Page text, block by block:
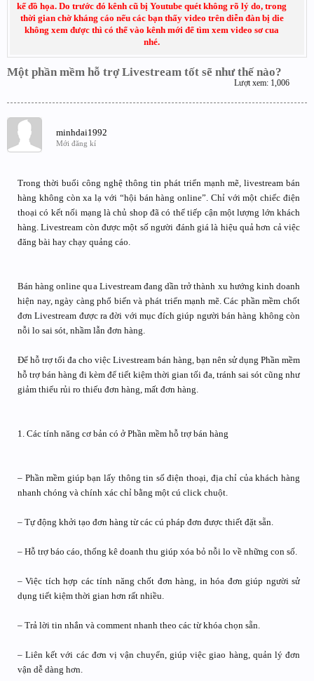
kế đồ họa. Do trước đó kênh cũ bị Youtube quét không rõ lý do, trong
thời gian chờ kháng cáo nếu các bạn thấy video trên diễn đàn bị die
không xem được thì có thể vào kênh mới để tìm xem video sơ cua
nhé.
Một phần mềm hỗ trợ Livestream tốt sẽ như thế nào?
Lượt xem: 1,006
minhdai1992
Mới đăng kí
Trong thời buổi công nghệ thông tin phát triển mạnh mẽ, livestream bán
hàng không còn xa lạ với “hội bán hàng online”. Chỉ với một chiếc điện
thoại có kết nối mạng là chủ shop đã có thể tiếp cận một lượng lớn khách
hàng. Livestream còn được một số người đánh giá là hiệu quả hơn cả việc
đăng bài hay chạy quảng cáo.
Bán hàng online qua Livestream đang dần trở thành xu hướng kinh doanh
hiện nay, ngày càng phổ biến và phát triển mạnh mẽ. Các phần mềm chốt
đơn Livestream được ra đời với mục đích giúp người bán hàng không còn
nỗi lo sai sót, nhầm lẫn đơn hàng.
Để hỗ trợ tối đa cho việc Livestream bán hàng, bạn nên sử dụng Phần mềm
hỗ trợ bán hàng đi kèm để tiết kiệm thời gian tối đa, tránh sai sót cũng như
giảm thiểu rủi ro thiếu đơn hàng, mất đơn hàng.
1. Các tính năng cơ bản có ở Phần mềm hỗ trợ bán hàng
– Phần mềm giúp bạn lấy thông tin số điện thoại, địa chỉ của khách hàng
nhanh chóng và chính xác chỉ bằng một cú click chuột.
– Tự động khởi tạo đơn hàng từ các cú pháp đơn được thiết đặt sẵn.
– Hỗ trợ báo cáo, thống kê doanh thu giúp xóa bỏ nỗi lo về những con số.
– Việc tích hợp các tính năng chốt đơn hàng, in hóa đơn giúp người sử
dụng tiết kiệm thời gian hơn rất nhiều.
– Trả lời tin nhắn và comment nhanh theo các từ khóa chọn sẵn.
– Liên kết với các đơn vị vận chuyển, giúp việc giao hàng, quản lý đơn
vận dễ dàng hơn.